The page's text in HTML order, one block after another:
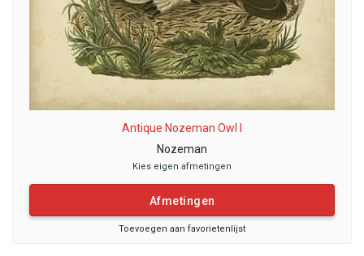
Antique Nozeman Owl I
Nozeman
Kies eigen afmetingen
Afmetingen
Toevoegen aan favorietenlijst